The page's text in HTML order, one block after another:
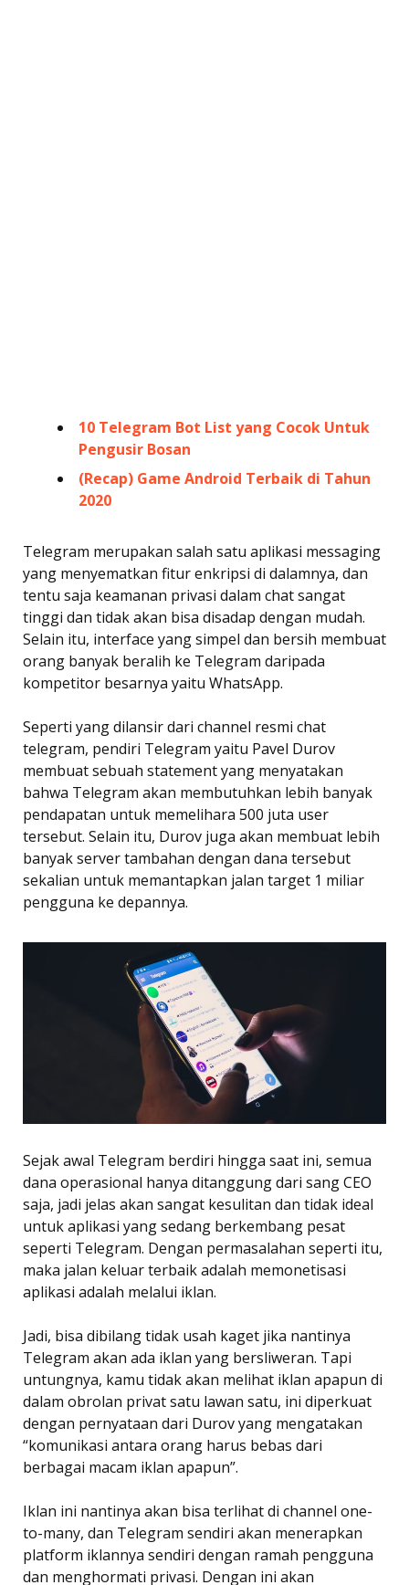
10 Telegram Bot List yang Cocok Untuk
Pengusir Bosan
(Recap) Game Android Terbaik di Tahun
2020
Telegram merupakan salah satu aplikasi messaging
yang menyematkan fitur enkripsi di dalamnya, dan
tentu saja keamanan privasi dalam chat sangat
tinggi dan tidak akan bisa disadap dengan mudah.
Selain itu, interface yang simpel dan bersih membuat
orang banyak beralih ke Telegram daripada
kompetitor besarnya yaitu WhatsApp.
Seperti yang dilansir dari channel resmi chat
telegram, pendiri Telegram yaitu Pavel Durov
membuat sebuah statement yang menyatakan
bahwa Telegram akan membutuhkan lebih banyak
pendapatan untuk memelihara 500 juta user
tersebut. Selain itu, Durov juga akan membuat lebih
banyak server tambahan dengan dana tersebut
sekalian untuk memantapkan jalan target 1 miliar
pengguna ke depannya.
Sejak awal Telegram berdiri hingga saat ini, semua
dana operasional hanya ditanggung dari sang CEO
saja, jadi jelas akan sangat kesulitan dan tidak ideal
untuk aplikasi yang sedang berkembang pesat
seperti Telegram. Dengan permasalahan seperti itu,
maka jalan keluar terbaik adalah memonetisasi
aplikasi adalah melalui iklan.
Jadi, bisa dibilang tidak usah kaget jika nantinya
Telegram akan ada iklan yang bersliweran. Tapi
untungnya, kamu tidak akan melihat iklan apapun di
dalam obrolan privat satu lawan satu, ini diperkuat
dengan pernyataan dari Durov yang mengatakan
“komunikasi antara orang harus bebas dari
berbagai macam iklan apapun”.
Iklan ini nantinya akan bisa terlihat di channel one-
to-many, dan Telegram sendiri akan menerapkan
platform iklannya sendiri dengan ramah pengguna
dan menghormati privasi. Dengan ini akan